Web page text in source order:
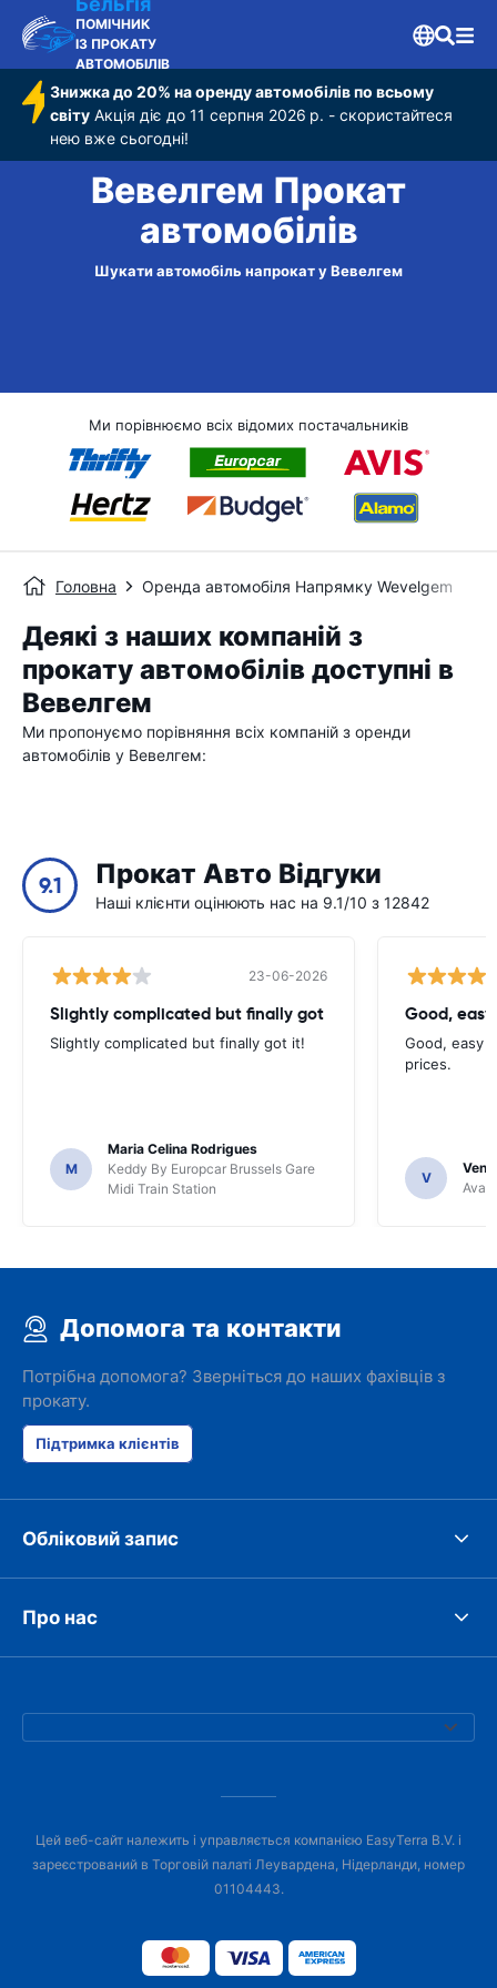
ПОМІЧНИК
ІЗ ПРОКАТУ
АВТОМОБІЛІВ
Знижка до 20% на оренду автомобілів по всьому
світу Акція діє до 11 серпня 2026 р. - скористайтеся
нею вже сьогодні!
Вевелгем Прокат
автомобілів
Шукати автомобіль напрокат у Вевелгем
Ми порівнюємо всіх відомих постачальників
Головна Оренда автомобіля Напрямку Wevelgem
Деякі з наших компаній з
прокату автомобілів доступні в
Вевелгем
Ми пропонуємо порівняння всіх компаній з оренди
автомобілів у Вевелгем:
9.1 Прокат Авто Відгуки
Наші клієнти оцінюють нас на 9.1/10 з 12842
23-06-2026
Slightly complicated but finally got
Slightly complicated but finally got it!
M
Maria Celina Rodrigues
Keddy By Europcar Brussels Gare
Midi Train Station
Good,
Good, easy
prices.
V
Допомога та контакти
Потрібна допомога? Зверніться до наших фахівців з
прокату.
Підтримка клієнтів
Обліковий запис
Про нас
Цей веб-сайт належить і управляється компанією EasyTerra B.V. і
зареєстрований в Торговій палаті Леувардена, Нідерланди, номер
01104443.